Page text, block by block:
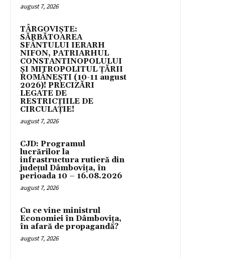
august 7, 2026
TÂRGOVIȘTE:
SĂRBĂTOAREA
SFÂNTULUI IERARH
NIFON, PATRIARHUL
CONSTANTINOPOLULUI
ŞI MITROPOLITUL ȚĂRII
ROMÂNEȘTI (10-11 august
2026)! PRECIZĂRI
LEGATE DE
RESTRICȚIILE DE
CIRCULAȚIE!
august 7, 2026
CJD: Programul
lucrărilor la
infrastructura rutieră din
județul Dâmbovița, în
perioada 10 – 16.08.2026
august 7, 2026
Cu ce vine ministrul
Economiei în Dâmbovița,
în afară de propagandă?
august 7, 2026